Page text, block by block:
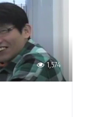
1,574